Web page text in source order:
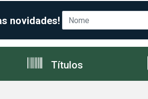
novidades!
Títulos